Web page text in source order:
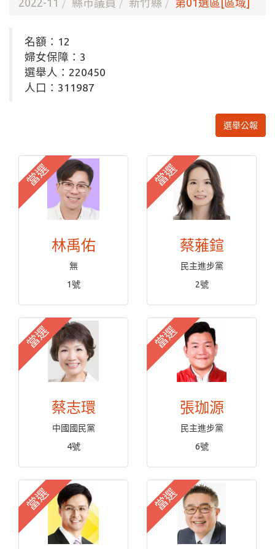
2022-11 縣市議員 新竹縣 第01選區[區域]
名額：12
婦女保障：3
選舉人：220450
人口：311987
選舉公報
當選
林禹佑
無
1號
當選
蔡蕥鍹
民主進步黨
2號
當選
蔡志環
中國國民黨
4號
當選
張珈源
民主進步黨
6號
當選 當選